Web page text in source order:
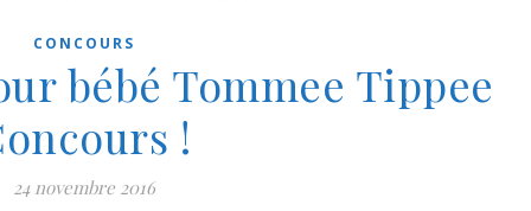
CONCOURS
bébé Tommee Tippee
!
24 novembre 2016